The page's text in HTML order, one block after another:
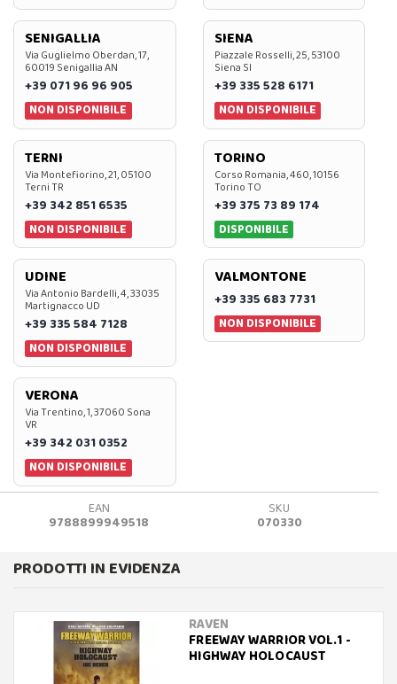
SENIGALLIA
Via Guglielmo Oberdan, 17,
60019 Senigallia AN
+39 071 96 96 905
NON DISPONIBILE
SIENA
Piazzale Rosselli, 25, 53100
Siena SI
+39 335 528 6171
NON DISPONIBILE
TERNI
Via Montefiorino, 21, 05100
Terni TR
+39 342 851 6535
NON DISPONIBILE
TORINO
Corso Romania, 460, 10156
Torino TO
+39 375 73 89 174
DISPONIBILE
UDINE
Via Antonio Bardelli, 4, 33035
Martignacco UD
+39 335 584 7128
NON DISPONIBILE
VALMONTONE
+39 335 683 7731
NON DISPONIBILE
VERONA
Via Trentino, 1, 37060 Sona
VR
+39 342 031 0352
NON DISPONIBILE
EAN
9788899949518
SKU
070330
PRODOTTI IN EVIDENZA
RAVEN
FREEWAY WARRIOR VOL.1 -
HIGHWAY HOLOCAUST